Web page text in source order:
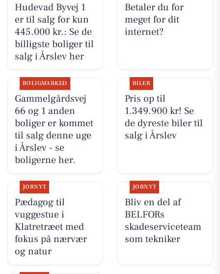
Hudevad Byvej 1
er til salg for kun
445.000 kr.: Se de
billigste boliger til
salg i Årslev her
Betaler du for
meget for dit
internet?
BOLIGMARKED
Gammelgårdsvej
66 og 1 anden
boliger er kommet
til salg denne uge
i Årslev - se
boligerne her.
BILER
Pris op til
1.349.900 kr! Se
de dyreste biler til
salg i Årslev
JOBNYT
Pædagog til
vuggestue i
Klatretræet med
fokus på nærvær
og natur
JOBNYT
Bliv en del af
BELFORs
skadeserviceteam
som tekniker